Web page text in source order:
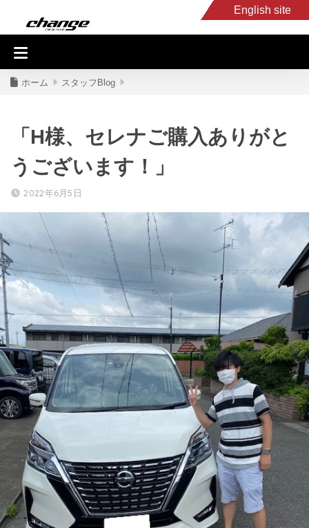
English site
入庫車情報
ホーム スタッフBlog
「H様、セレナご購入ありがと
うございます！」
2022年6月5日